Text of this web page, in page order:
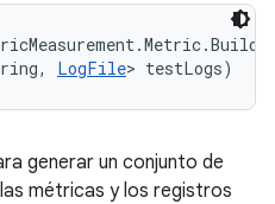
LogFile> testLogs)
generar un conjunto de
métricas y los registros